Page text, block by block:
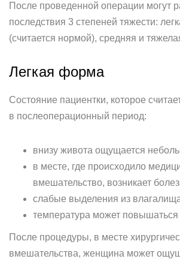
После проведенной операции могут
последствия 3 степеней тяжести:
(считается нормой), средняя и
Легкая форма
Состояние пациентки, которое
в послеоперационный период:
внизу живота ощущается
в месте, где происходило
вмешательство, возникает
слабые выделения из
температура может
После процедуры, в месте
вмешательства, женщина может